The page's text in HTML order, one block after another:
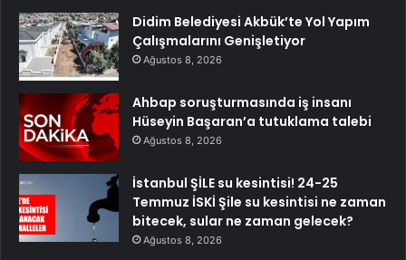
Didim Belediyesi Akbük’te Yol Yapım
Çalışmalarını Genişletiyor
Ağustos 8, 2026
Ahbap soruşturmasında iş insanı
Hüseyin Başaran’a tutuklama talebi
Ağustos 8, 2026
İstanbul ŞİLE su kesintisi! 24-25
Temmuz İSKİ Şile su kesintisi ne zaman
bitecek, sular ne zaman gelecek?
Ağustos 8, 2026